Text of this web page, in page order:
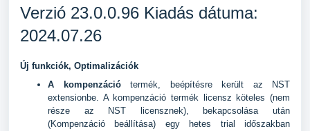
Verzió 23.0.0.96 Kiadás dátuma:
2024.07.26
Új funkciók, Optimalizációk
A kompenzáció termék, beépítésre került az NST
extensionbe. A kompenzáció termék licensz köteles (nem
része az NST licensznek), bekapcsolása után
(Kompenzáció beállítása) egy hetes trial időszakban